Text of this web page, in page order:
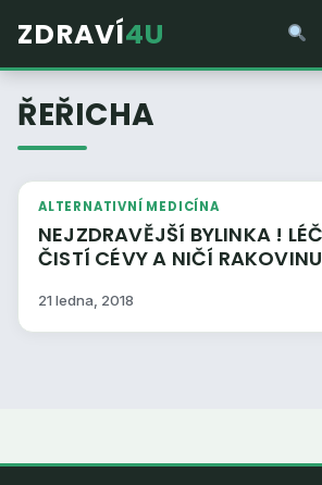
ZDRAVÍ4U
ŘEŘICHA
ALTERNATIVNÍ MEDICÍNA
NEJZDRAVĚJŠÍ BYLINKA ! LÉČÍ AKNÉ,
ČISTÍ CÉVY A NIČÍ RAKOVINU
21 ledna, 2018